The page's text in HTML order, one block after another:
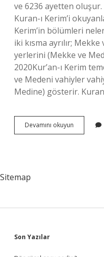
ve 6236 ayetten
Kuran-ı Kerim’i
Kerim’in bölümleri
iki kısma ayrılır;
yerlerini (Mekke ve
2020Kur’an-ı Kerim
ve Medeni vahiyler
Medine) gösterir.
Devamını okuyun
I
Sitemap
Sidebar
Son Yazılar